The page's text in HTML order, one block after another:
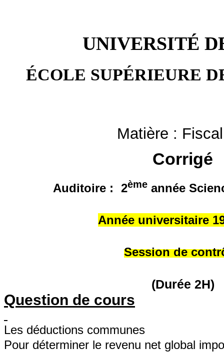
UNIVERSITÉ
ÉCOLE SUPÉRIEURE
Matière :
Corrigé
Auditoire : 2ème année
Année universitaire
Session de
(Durée 2H)
Question de cours
Les déductions communes
Pour déterminer le revenu net global